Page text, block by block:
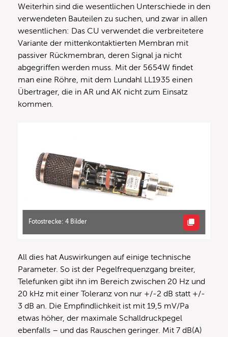
Weiterhin sind die wesentlichen Unterschiede in den
verwendeten Bauteilen zu suchen, und zwar in allen
wesentlichen: Das CU verwendet die verbreitetere
Variante der mittenkontaktierten Membran mit
passiver Rückmembran, deren Signal ja nicht
abgegriffen werden muss. Mit der 5654W findet
man eine Röhre, mit dem Lundahl LL1935 einen
Übertrager, die in AR und AK nicht zum Einsatz
kommen.
Fotostrecke: 4 Bilder
All dies hat Auswirkungen auf einige technische
Parameter. So ist der Pegelfrequenzgang breiter,
Telefunken gibt ihn im Bereich zwischen 20 Hz und
20 kHz mit einer Toleranz von nur +/-2 dB statt +/-
3 dB an. Die Empfindlichkeit ist mit 19,5 mV/Pa
etwas höher, der maximale Schalldruckpegel
ebenfalls – und das Rauschen geringer. Mit 7 dB(A)